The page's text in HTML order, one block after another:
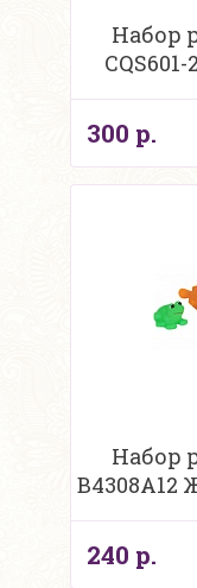
Набор
300 р.
Набор
B4308A12
240 р.